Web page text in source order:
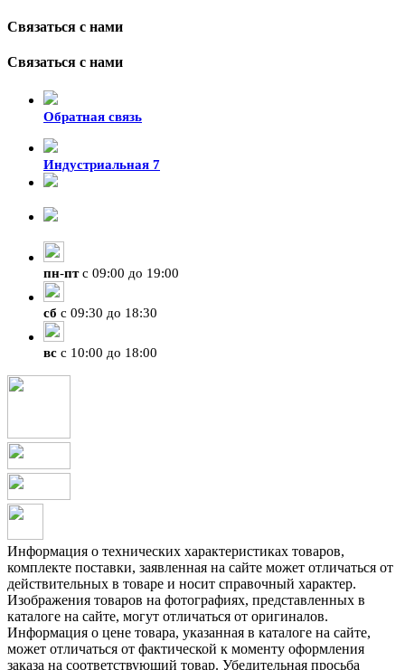
Связаться с нами
Связаться с нами
Обратная связь
Индустриальная 7
пн-птс 09:00 до 19:00
сб с 09:30 до 18:30
вс с 10:00 до 18:00
Информация о технических характеристиках товаров,
комплекте поставки, заявленная на сайте может отличаться от
действительных в товаре и носит справочный характер.
Изображения товаров на фотографиях, представленных в
каталоге на сайте, могут отличаться от оригиналов.
Информация о цене товара, указанная в каталоге на сайте,
может отличаться от фактической к моменту оформления
заказа на соответствующий товар. Убедительная просьба